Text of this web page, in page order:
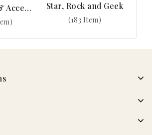
Papeterie & Accessoires Star, Rock and Geek
(183 Item)